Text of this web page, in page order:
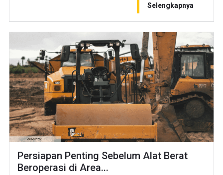
Selengkapnya
Persiapan Penting Sebelum Alat Berat
Beroperasi di Area...